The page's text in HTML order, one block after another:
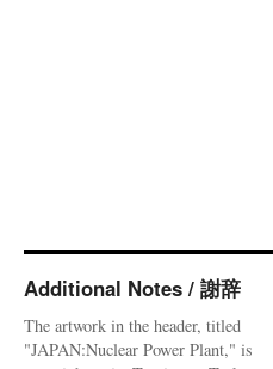
Additional Notes / 謝辞
The artwork in the header, titled
"JAPAN:Nuclear Power Plant," is